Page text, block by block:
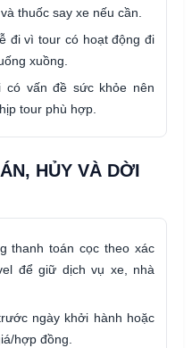
thuốc say xe nếu cần.
đi vì tour có hoạt động đi
xuồng.
có vấn đề sức khỏe nên
tour phù hợp.
HỦY VÀ DỜI
thanh toán cọc theo xác
để giữ dịch vụ xe, nhà
ngày khởi hành hoặc
hợp đồng.